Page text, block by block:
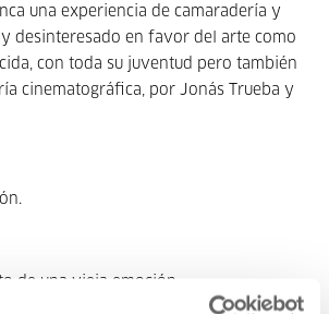
una experiencia de camaradería y
desinteresado en favor del arte como
con toda su juventud pero también
cinematográfica, por Jonás Trueba y
de una vieja emoción.